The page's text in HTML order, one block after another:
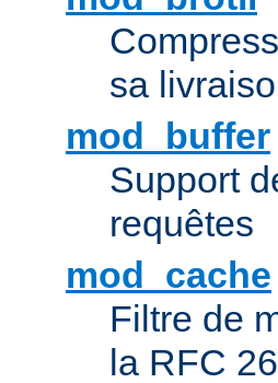
sa
mod_buffer
Support
requêtes
mod_cache
Filtre de
la RFC